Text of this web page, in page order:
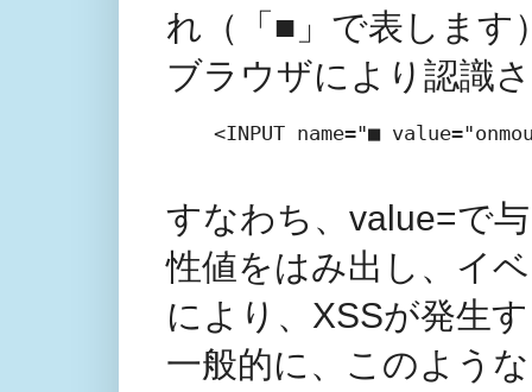
れ（「■」で表します
ブラウザにより認識
<INPUT name="■
すなわち、value=で
性値をはみ出し、イ
により、XSSが発生
一般的に、このよう